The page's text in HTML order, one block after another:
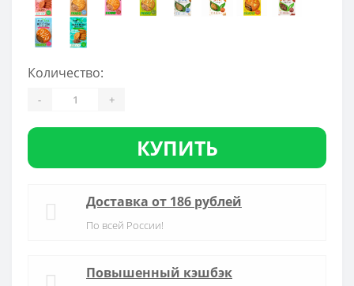
Количество:
- +
КУПИТЬ
Доставка от 186 рублей
По всей России!
Повышенный кэшбэк